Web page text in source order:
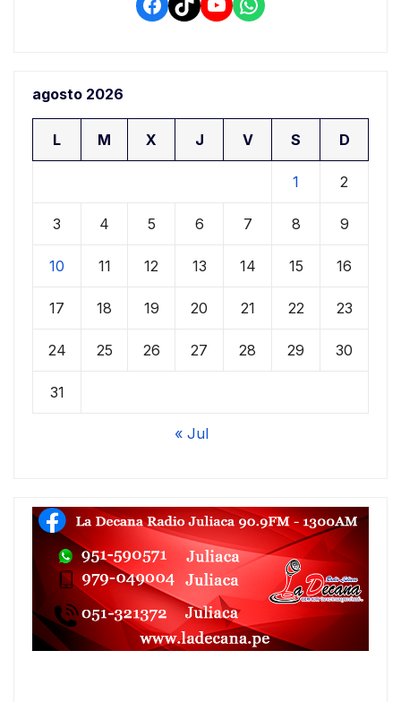
agosto 2026
L M X J V S D
1 2
3 4 5 6 7 8 9
10 11 12 13 14 15 16
17 18 19 20 21 22 23
24 25 26 27 28 29 30
31
« Jul